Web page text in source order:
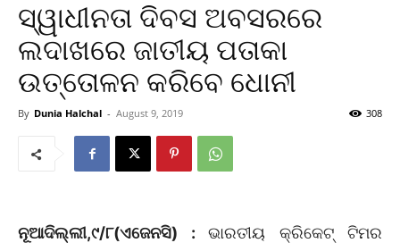
ସ୍ୱାଧୀନତା ଦିବସ ଅବସରରେ
ଲଦାଖରେ ଜାତୀୟ ପତାକା
ଉତ୍ତୋଳନ କରିବେ ଧୋନୀ
By Dunia Halchal - August 9, 2019 308
ନୂଆଦିଲ୍ଲୀ,୯/୮(ଏଜେନସି) : ଭାରତୀୟ କ୍ରିକେଟ୍ ଟିମର